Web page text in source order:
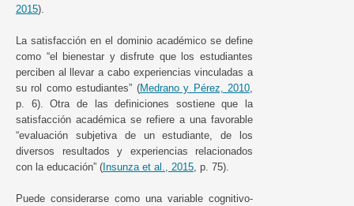
2015).
La satisfacción en el dominio académico se define
como “el bienestar y disfrute que los estudiantes
perciben al llevar a cabo experiencias vinculadas a
su rol como estudiantes” (Medrano y Pérez, 2010
p. 6). Otra de las definiciones sostiene que la
satisfacción académica se refiere a una favorable
“evaluación subjetiva de un estudiante, de los
diversos resultados y experiencias relacionados
con la educación” (Insunza et al., 2015 , p. 75).
Puede considerarse como una variable cognitivo-